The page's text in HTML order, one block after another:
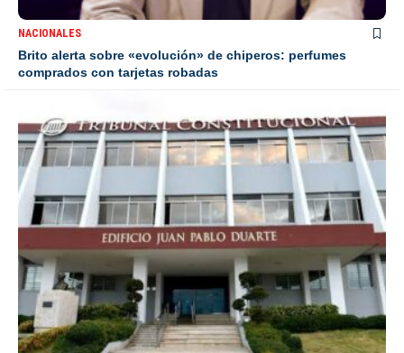
NACIONALES
Brito alerta sobre «evolución» de chiperos: perfumes
comprados con tarjetas robadas